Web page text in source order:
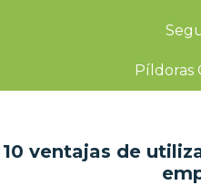
Píldoras
10 ventajas de